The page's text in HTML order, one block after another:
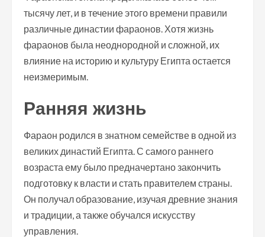
тысячу лет, и в течение этого времени правили
различные династии фараонов. Хотя жизнь
фараонов была неоднородной и сложной, их
влияние на историю и культуру Египта остается
неизмеримым.
Ранняя жизнь
Фараон родился в знатном семействе в одной из
великих династий Египта. С самого раннего
возраста ему было предначертано закончить
подготовку к власти и стать правителем страны.
Он получал образование, изучая древние знания
и традиции, а также обучался искусству
управления.